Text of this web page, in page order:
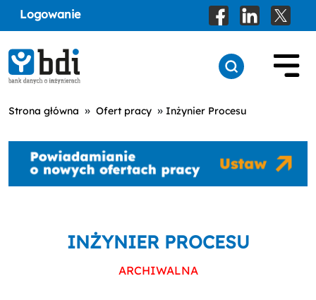
Logowanie
Strona główna » Ofert pracy » Inżynier Procesu
INŻYNIER PROCESU
ARCHIWALNA